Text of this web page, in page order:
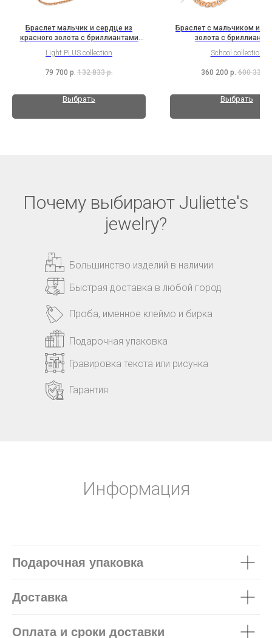
Браслет мальчик и сердце из
красного золота с бриллиантами
(2H1B2K2b)
Light PLUS collection
79 700 р. 132 833 р.
Выбрать
Браслет с мальчиком из
золота с
School collection
360 200 р. 600 333
Выбрать
Почему выбирают Juliette's
jewelry?
Большинство изделий в наличии
Быстрая доставка в любой город
Подарочная упаковка
Гравировка текста или рисунка
Проба, именное клеймо и бирка
Гарантия
Информация
Подарочная упаковка
Доставка
Оплата и сроки доставки